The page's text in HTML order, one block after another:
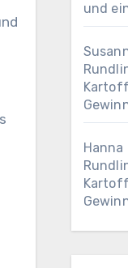
und
Hanna